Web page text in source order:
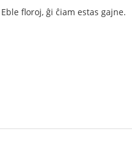
floroj, ĝi ĉiam estas gajne.